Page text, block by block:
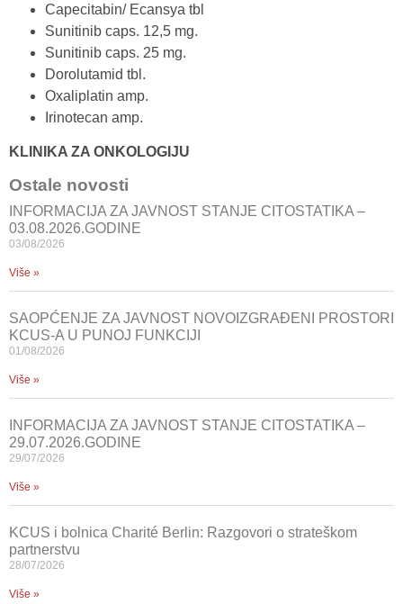
Capecitabin/ Ecansya tbl
Sunitinib caps. 12,5 mg.
Sunitinib caps. 25 mg.
Dorolutamid tbl.
Oxaliplatin amp.
Irinotecan amp.
KLINIKA ZA ONKOLOGIJU
Ostale novosti
INFORMACIJA ZA JAVNOST STANJE CITOSTATIKA –
03.08.2026.GODINE
03/08/2026
Više »
SAOPĆENJE ZA JAVNOST NOVOIZGRAĐENI PROSTORI
KCUS-A U PUNOJ FUNKCIJI
01/08/2026
Više »
INFORMACIJA ZA JAVNOST STANJE CITOSTATIKA –
29.07.2026.GODINE
29/07/2026
Više »
KCUS i bolnica Charité Berlin: Razgovori o strateškom
partnerstvu
28/07/2026
Više »